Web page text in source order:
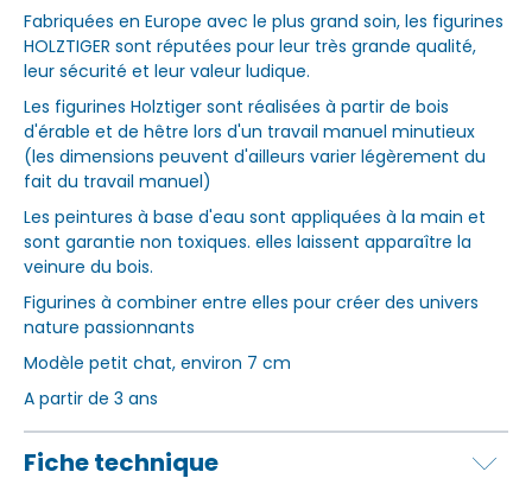
Fabriquées en Europe avec le plus grand soin, les figurines
HOLZTIGER sont réputées pour leur très grande qualité,
leur sécurité et leur valeur ludique.
Les figurines Holztiger sont réalisées à partir de bois
d'érable et de hêtre lors d'un travail manuel minutieux
(les dimensions peuvent d'ailleurs varier légèrement du
fait du travail manuel)
Les peintures à base d'eau sont appliquées à la main et
sont garantie non toxiques. elles laissent apparaître la
veinure du bois.
Figurines à combiner entre elles pour créer des univers
nature passionnants
Modèle petit chat, environ 7 cm
A partir de 3 ans
Fiche technique